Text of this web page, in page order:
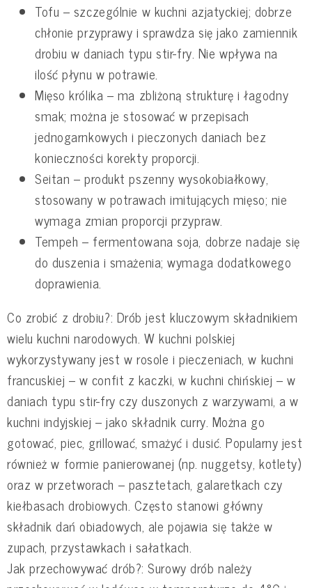
Tofu – szczególnie w kuchni azjatyckiej; dobrze
chłonie przyprawy i sprawdza się jako zamiennik
drobiu w daniach typu stir-fry. Nie wpływa na
ilość płynu w potrawie.
Mięso królika – ma zbliżoną strukturę i łagodny
smak; można je stosować w przepisach
jednogarnkowych i pieczonych daniach bez
konieczności korekty proporcji.
Seitan – produkt pszenny wysokobiałkowy,
stosowany w potrawach imitujących mięso; nie
wymaga zmian proporcji przypraw.
Tempeh – fermentowana soja, dobrze nadaje się
do duszenia i smażenia; wymaga dodatkowego
doprawienia.
Co zrobić z drobiu?: Drób jest kluczowym składnikiem
wielu kuchni narodowych. W kuchni polskiej
wykorzystywany jest w rosole i pieczeniach, w kuchni
francuskiej – w confit z kaczki, w kuchni chińskiej – w
daniach typu stir-fry czy duszonych z warzywami, a w
kuchni indyjskiej – jako składnik curry. Można go
gotować, piec, grillować, smażyć i dusić. Popularny jest
również w formie panierowanej (np. nuggetsy, kotlety)
oraz w przetworach – pasztetach, galaretkach czy
kiełbasach drobiowych. Często stanowi główny
składnik dań obiadowych, ale pojawia się także w
zupach, przystawkach i sałatkach.
Jak przechowywać drób?: Surowy drób należy